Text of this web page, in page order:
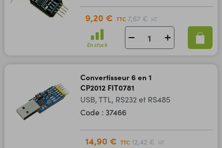
9,20 € TTC 7,67 € HT
En stock
Convertisseur 6 en 1
CP2012 FIT0781
USB, TTL, RS232 et RS485
Code : 37466
14,90 € TTC 12,42 € HT